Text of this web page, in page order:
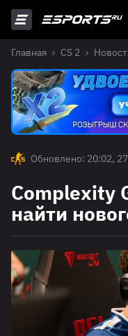
Главная CS 2
Обновлено: 20:02,
Complexity
найти